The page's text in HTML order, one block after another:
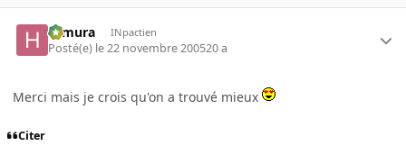
Himura INpactien
Posté(e) le 22 novembre 200520 a
Merci mais je crois qu'on a trouvé mieux
Citer